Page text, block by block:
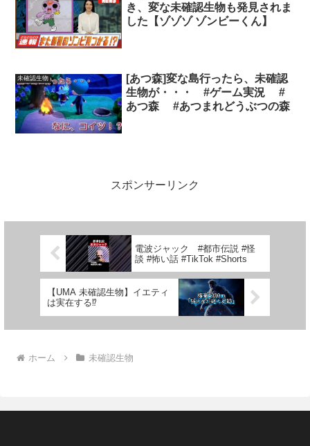
き、変な未確認生物も発見されま
した【ゾゾゾ ゾンビーくん】
未確認生物
[あつ森]変な島行ったら、未確認
生物が・・・ #ゲーム実況 #
あつ森 #あつまれどうぶつの森
スポンサーリンク
電波ジャック #都市伝説 #怪
談 #怖い話 #TikTok #Shorts
【UMA 未確認生物】イエティ
は実在する⁉︎
ホーム 未確認生物